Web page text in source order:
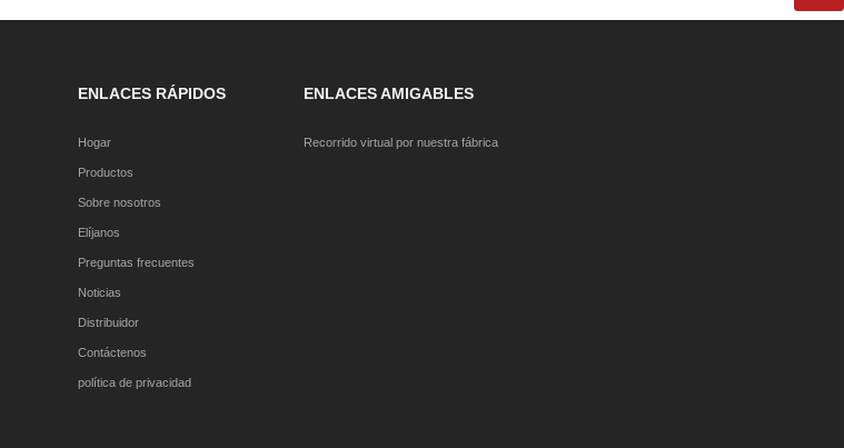
ENLACES RÁPIDOS
Hogar
Productos
Sobre nosotros
Elíjanos
Preguntas frecuentes
Noticias
Distribuidor
Contáctenos
política de privacidad
ENLACES AMIGABLES
Recorrido virtual por nuestra fábrica